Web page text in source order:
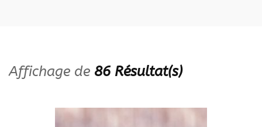
Affichage de 86 Résultat(s)